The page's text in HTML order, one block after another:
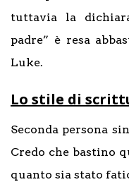
tuttavia la
padre” è resa
Luke.
Lo stile di
Seconda persona
Credo che bastino
quanto sia stato